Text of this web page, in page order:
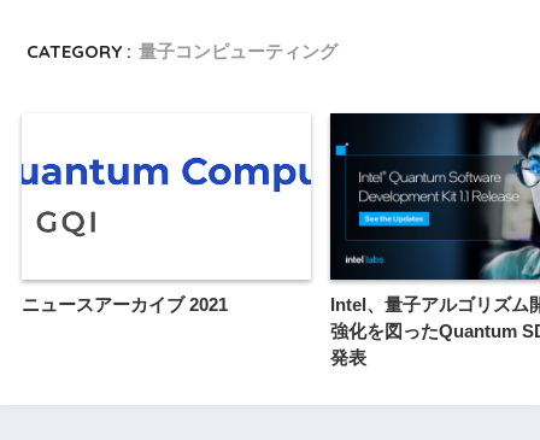
CATEGORY : 量子コンピューティング
ニュースアーカイブ 2021
Intel、量子アルゴリズム
強化を図ったQuantum
発表